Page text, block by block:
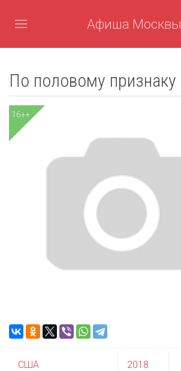
Афиша Москвы
По половому признаку
16++
США 2018